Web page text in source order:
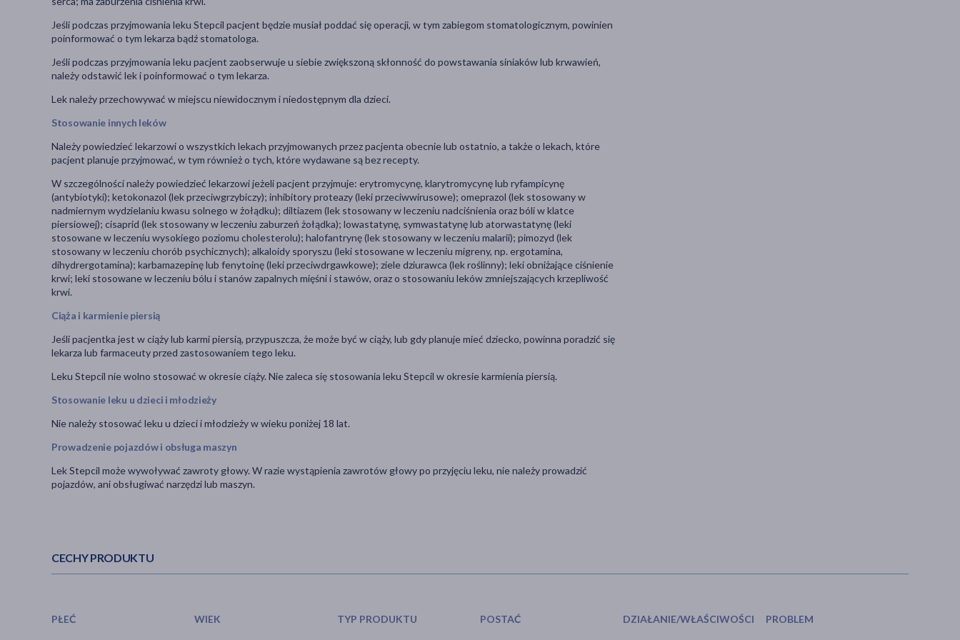
Jeśli podczas przyjmowania leku Stepcil pacjent będzie musiał poddać się operacji, w tym zabiegom stomatologicznym, powinien
poinformować o tym lekarza bądź stomatologa.
Jeśli podczas przyjmowania leku pacjent zaobserwuje u siebie zwiększoną skłonność do powstawania siniaków lub krwawień,
należy odstawić lek i poinformować o tym lekarza.
Lek należy przechowywać w miejscu niewidocznym i niedostępnym dla dzieci.
Stosowanie innych leków
Należy powiedzieć lekarzowi o wszystkich lekach przyjmowanych przez pacjenta obecnie lub ostatnio, a także o lekach, które
pacjent planuje przyjmować, w tym również o tych, które wydawane są bez recepty.
W szczególności należy powiedzieć lekarzowi jeżeli pacjent przyjmuje: erytromycynę, klarytromycynę lub ryfampicynę
(antybiotyki); ketokonazol (lek przeciwgrzybiczy); inhibitory proteazy (leki przeciwwirusowe); omeprazol (lek stosowany w
nadmiernym wydzielaniu kwasu solnego w żołądku); diltiazem (lek stosowany w leczeniu nadciśnienia oraz bóli w klatce
piersiowej); cisaprid (lek stosowany w leczeniu zaburzeń żołądka); lowastatynę, symwastatynę lub atorwastatynę (leki
stosowane w leczeniu wysokiego poziomu cholesterolu); halofantrynę (lek stosowany w leczeniu malarii); pimozyd (lek
stosowany w leczeniu chorób psychicznych); alkaloidy sporyszu (leki stosowane w leczeniu migreny, np. ergotamina,
dihydrergotamina); karbamazepinę lub fenytoinę (leki przeciwdrgawkowe); ziele dziurawca (lek roślinny); leki obniżające ciśnienie
krwi; leki stosowane w leczeniu bólu i stanów zapalnych mięśni i stawów, oraz o stosowaniu leków zmniejszających krzepliwość
krwi.
Ciąża i karmienie piersią
Jeśli pacjentka jest w ciąży lub karmi piersią, przypuszcza, że może być w ciąży, lub gdy planuje mieć dziecko, powinna poradzić się
lekarza lub farmaceuty przed zastosowaniem tego leku.
Leku Stepcil nie wolno stosować w okresie ciąży. Nie zaleca się stosowania leku Stepcil w okresie karmienia piersią.
Stosowanie leku u dzieci i młodzieży
Nie należy stosować leku u dzieci i młodzieży w wieku poniżej 18 lat.
Prowadzenie pojazdów i obsługa maszyn
Lek Stepcil może wywoływać zawroty głowy. W razie wystąpienia zawrotów głowy po przyjęciu leku, nie należy prowadzić
pojazdów, ani obsługiwać narzędzi lub maszyn.
CECHY PRODUKTU
PŁEĆ WIEK TYP PRODUKTU POSTAĆ DZIAŁANIE/WŁAŚCIWOŚCI PROBLEM